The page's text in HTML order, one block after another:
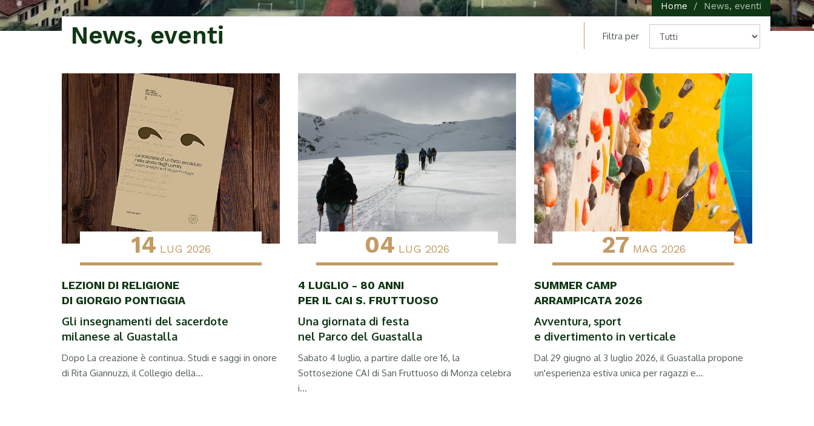
Home News, eventi
News, eventi Filtra per
14 LUG 2026
LEZIONI DI RELIGIONE
DI GIORGIO PONTIGGIA
Gli insegnamenti del sacerdote
milanese al Guastalla
Dopo La creazione è continua. Studi e saggi in onore
di Rita Giannuzzi, il Collegio della...
04 LUG 2026
4 LUGLIO - 80 ANNI
PER IL CAI S. FRUTTUOSO
Una giornata di festa
nel Parco del Guastalla
Sabato 4 luglio, a partire dalle ore 16, la
Sottosezione CAI di San Fruttuoso di Monza celebra
i...
27 MAG 2026
SUMMER CAMP
ARRAMPICATA 2026
Avventura, sport
e divertimento in verticale
Dal 29 giugno al 3 luglio 2026, il Guastalla propone
un'esperienza estiva unica per ragazzi e...